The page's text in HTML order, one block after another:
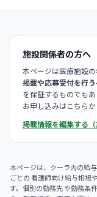
施設関係者の方へ
本ページは医療施設
掲載や応募受付を行
を保証するものでも
お申し込みはこちらか
掲載情報を編集する（
本ページは、クーラ内の給
ごとの 看護師向け給与相場
す。個別の勤務先 や勤務条